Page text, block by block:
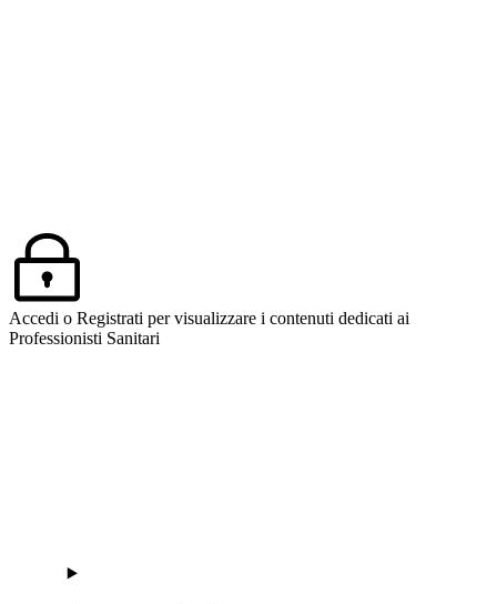
Accedi o Registrati per visualizzare i contenuti dedicati ai
Professionisti Sanitari